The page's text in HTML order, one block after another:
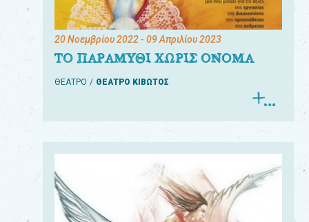
20 Νοεμβρίου 2022- 09 Απριλίου 2023
ΤΟ ΠΑΡΑΜΥΘΙ ΧΩΡΙΣ ΟΝΟΜΑ
ΘΕΑΤΡΟ ΘΕΑΤΡΟ ΚΙΒΩΤΟΣ